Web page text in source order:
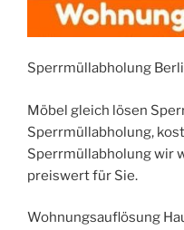
Sperrmüllabholung
Möbel gleich lösen
Sperrmüllabholung,
Sperrmüllabholung wir
preiswert für Sie.
Wohnungsauflösung